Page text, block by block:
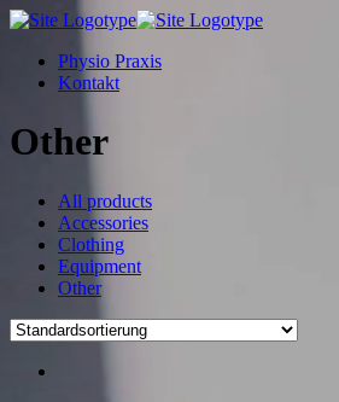
Physio Praxis
Kontakt
Other
All products
Accessories
Clothing
Equipment
Other